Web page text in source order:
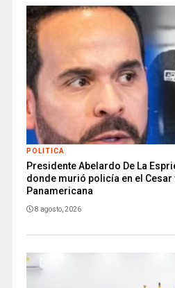
POLITICA
Presidente Abelardo De La
donde murió policía en el Cesar
Panamericana
8 agosto, 2026